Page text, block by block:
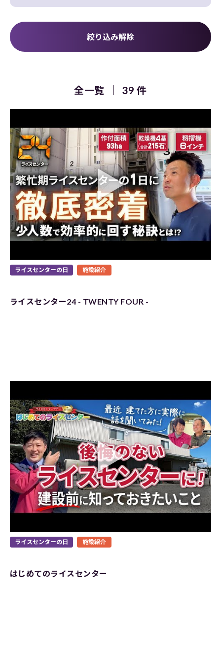
全一覧 39 件
ライスセンターの日 施設紹介
ライスセンター24 - TWENTY FOUR -
ライスセンターの日 施設紹介
はじめてのライスセンター